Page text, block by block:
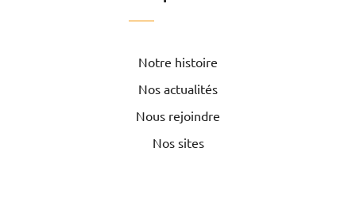
Notre histoire
Nos actualités
Nous rejoindre
Nos sites